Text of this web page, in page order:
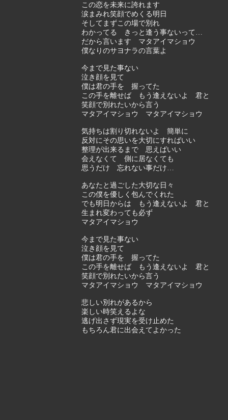
この恋を未来に誇れます
涙まみれ笑顔でめくる明日
そしてまずこの場で別れ
わかってる きっと逢う事ないって…
だから言います マタアイマショウ
僕なりのサヨナラの言葉よ
今まで見た事ない
泣き顔を見て
僕は君の手を 握ってた
この手を離せば もう逢えないよ 君と
笑顔で別れたいから言う
マタアイマショウ マタアイマショウ
気持ちは割り切れないよ 簡単に
反対にその思いを大切にすればいい
整理が出来るまで 思えばいい
会えなくて 側に居なくても
思うだけ 忘れない事だけ…
あなたと過ごした大切な日々
この僕を優しく包んでくれた
でも明日からは もう逢えないよ 君と
生まれ変わっても必ず
マタアイマショウ
今まで見た事ない
泣き顔を見て
僕は君の手を 握ってた
この手を離せば もう逢えないよ 君と
笑顔で別れたいから言う
マタアイマショウ マタアイマショウ
悲しい別れがあるから
楽しい時笑えるよな
逃げ出さず現実を受け止めた
もちろん君に出会えてよかった